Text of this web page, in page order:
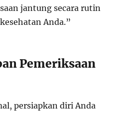
jantung secara rutin
Anda.”
Pemeriksaan
persiapkan diri Anda